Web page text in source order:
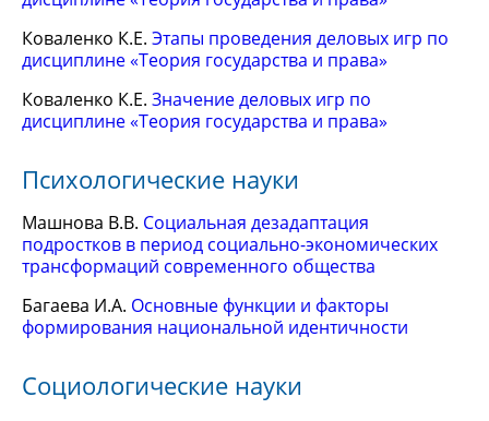
Коваленко К.Е. Этапы проведения деловых игр по
дисциплине «Теория государства и права»
Коваленко К.Е. Значение деловых игр по
дисциплине «Теория государства и права»
Психологические науки
Машнова В.В. Социальная дезадаптация
подростков в период социально-экономических
трансформаций современного общества
Багаева И.А. Основные функции и факторы
формирования национальной идентичности
Социологические науки